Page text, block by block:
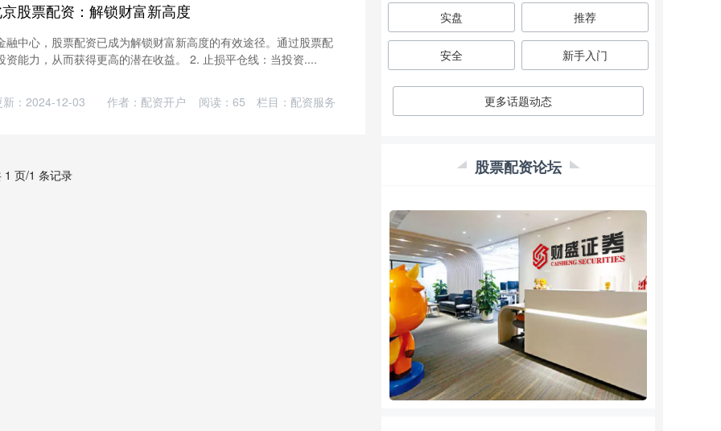
股票配资：解锁财富新高度
融中心，股票配资已成为解锁财富新高度的有效途径。通过股票配
资能力，从而获得更高的潜在收益。 2. 止损平仓线：当投资....
新：2024-12-03 作者：配资开户 阅读：65 栏目： 配资服务
1 页/1 条记录
实盘 推荐
安全 新手入门
更多话题动态
股票配资论坛